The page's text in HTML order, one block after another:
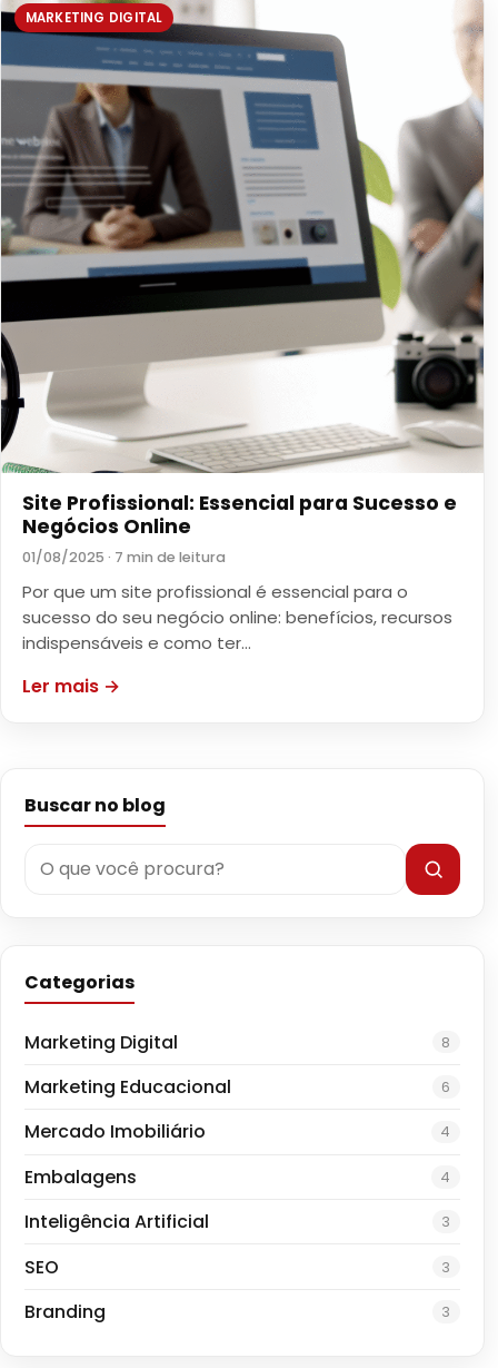
MARKETING DIGITAL
Site Profissional: Essencial para Sucesso e
Negócios Online
01/08/2025 · 7 min de leitura
Por que um site profissional é essencial para o
sucesso do seu negócio online: benefícios, recursos
indispensáveis e como ter…
Ler mais →
Buscar no blog
Categorias
Marketing Digital 8
Marketing Educacional 6
Mercado Imobiliário 4
Embalagens 4
Inteligência Artificial 3
SEO 3
Branding 3